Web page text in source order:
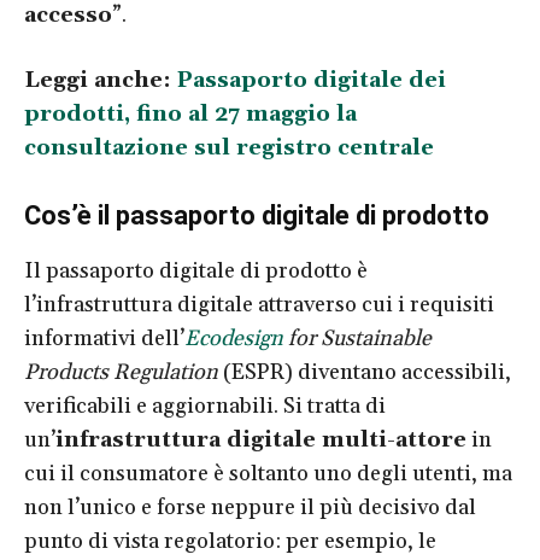
accesso”.
Leggi anche: Passaporto digitale dei
prodotti, fino al 27 maggio la
consultazione sul registro centrale
Cos’è il passaporto digitale di prodotto
Il passaporto digitale di prodotto è
l’infrastruttura digitale attraverso cui i requisiti
informativi dell’Ecodesignfor Sustainable
Products Regulation (ESPR) diventano accessibili,
verificabili e aggiornabili. Si tratta di
un’infrastruttura digitale multi-attore in
cui il consumatore è soltanto uno degli utenti, ma
non l’unico e forse neppure il più decisivo dal
punto di vista regolatorio: per esempio, le